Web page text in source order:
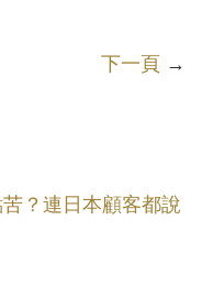
下一頁 →
？連日本顧客都說